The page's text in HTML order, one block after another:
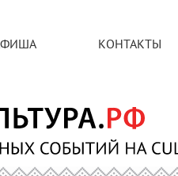
КОНТАКТЫ